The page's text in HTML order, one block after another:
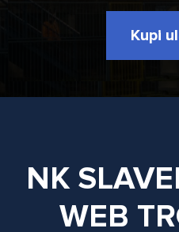
Kupi
NK
WEB